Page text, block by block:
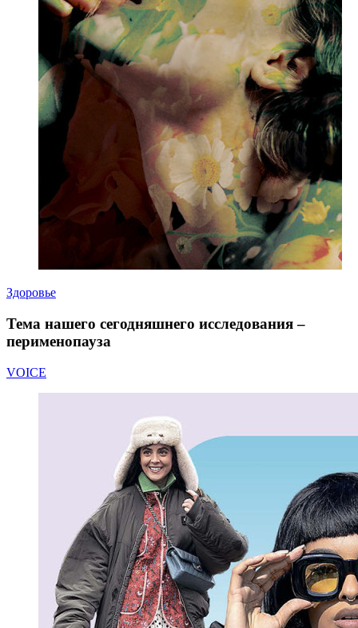
Здоровье
Тема нашего сегодняшнего исследования –
перименопауза
VOICE